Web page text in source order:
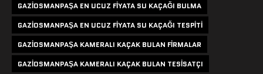
GAZIOSMANPAŞA EN UCUZ FIYATA SU KAÇAĞI BULMA
GAZIOSMANPAŞA EN UCUZ FIYATA SU KAÇAĞI TESPITI
GAZIOSMANPAŞA KAMERALI KAÇAK BULAN FIRMALAR
GAZIOSMANPAŞA KAMERALI KAÇAK BULAN TESISATÇI